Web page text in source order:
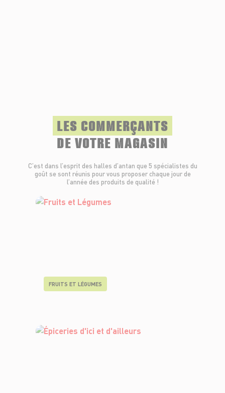
LES COMMERÇANTS
DE VOTRE MAGASIN
C’est dans l’esprit des halles d’antan que 5 spécialistes du
goût se sont réunis pour vous proposer chaque jour de
l’année des produits de qualité !
FRUITS ET LÉGUMES